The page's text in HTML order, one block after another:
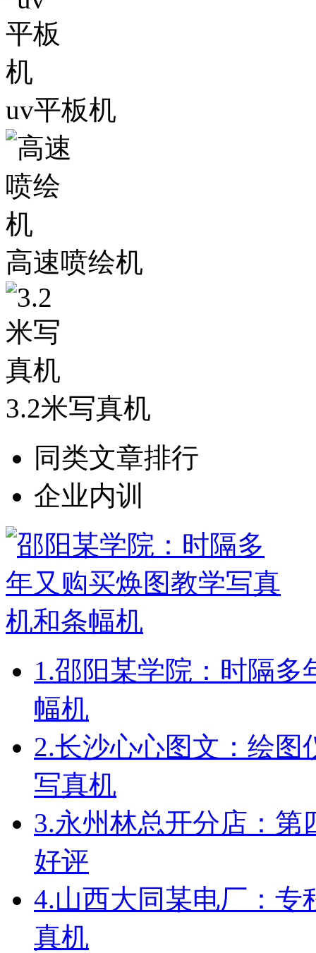
uv平板机
高速喷绘机
3.2米写真机
同类文章排行
企业内训
1.邵阳某学院：时隔多
幅机
2.长沙心心图文：绘图
写真机
3.永州林总开分店：第
好评
4.山西大同某电厂：专
真机